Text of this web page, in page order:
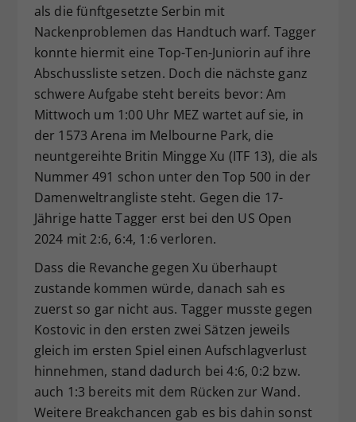
als die fünftgesetzte Serbin mit
Nackenproblemen das Handtuch warf. Tagger
konnte hiermit eine Top-Ten-Juniorin auf ihre
Abschussliste setzen. Doch die nächste ganz
schwere Aufgabe steht bereits bevor: Am
Mittwoch um 1:00 Uhr MEZ wartet auf sie, in
der 1573 Arena im Melbourne Park, die
neuntgereihte Britin Mingge Xu (ITF 13), die als
Nummer 491 schon unter den Top 500 in der
Damenweltrangliste steht. Gegen die 17-
Jährige hatte Tagger erst bei den US Open
2024 mit 2:6, 6:4, 1:6 verloren.
Dass die Revanche gegen Xu überhaupt
zustande kommen würde, danach sah es
zuerst so gar nicht aus. Tagger musste gegen
Kostovic in den ersten zwei Sätzen jeweils
gleich im ersten Spiel einen Aufschlagverlust
hinnehmen, stand dadurch bei 4:6, 0:2 bzw.
auch 1:3 bereits mit dem Rücken zur Wand.
Weitere Breakchancen gab es bis dahin sonst